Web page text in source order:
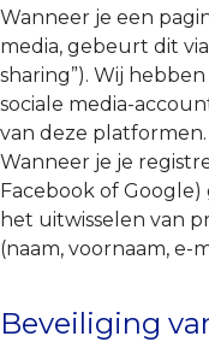
Wanneer je een
media, gebeurt dit
sharing”). Wij
sociale media-
van deze platformen.
Wanneer je je
Facebook of
het uitwisselen van
(naam, voornaam, e-
Beveiliging